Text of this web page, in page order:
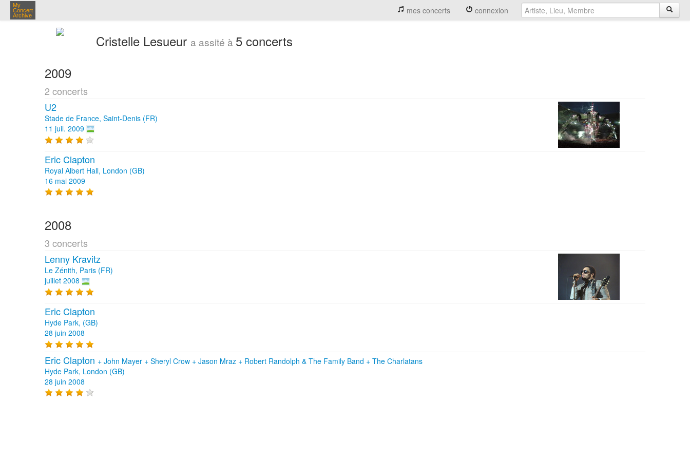
My
Concert
Archive
mes concerts connexion
Cristelle Lesueur a assité à 5 concerts
2009
2 concerts
U2
Stade de France, Saint-Denis (FR)
11 juil. 2009
Eric Clapton
Royal Albert Hall, London (GB)
16 mai 2009
2008
3 concerts
Lenny Kravitz
Le Zénith, Paris (FR)
juillet 2008
Eric Clapton
Hyde Park, (GB)
28 juin 2008
Eric Clapton + John Mayer + Sheryl Crow + Jason Mraz + Robert Randolph & The Family Band + The Charlatans
Hyde Park, London (GB)
28 juin 2008